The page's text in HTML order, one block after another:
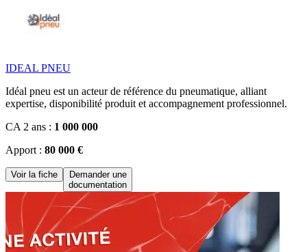
IDEAL PNEU
Idéal pneu est un acteur de référence du pneumatique, alliant
expertise, disponibilité produit et accompagnement professionnel.
CA 2 ans : 1 000 000
Apport : 80 000 €
Voir la fiche
Demander une
documentation